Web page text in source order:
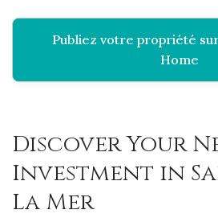
Publiez votre propriété
Home
Discover Your
Investment in
La Mer